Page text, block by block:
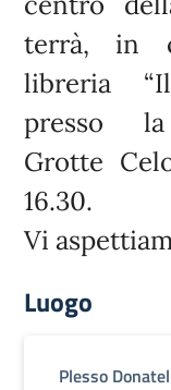
terrà, in
libreria
presso
Grotte
16.30.
Vi
Luogo
Plesso